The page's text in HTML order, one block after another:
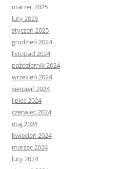
marzec 2025
luty 2025
styczeń 2025
grudzień 2024
listopad 2024
październik 2024
wrzesień 2024
sierpień 2024
lipiec 2024
czerwiec 2024
maj 2024
kwiecień 2024
marzec 2024
luty 2024